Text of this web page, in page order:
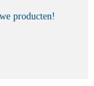
producten!